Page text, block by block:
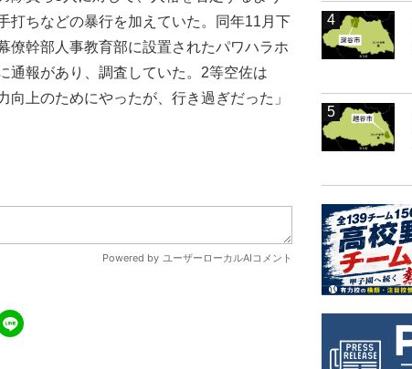
＝狭山市稲荷山
打ちなどの暴行を加えていた。同年11月下
僚幹部人事教育部に設置されたパワハラホ
通報があり、調査していた。2等空佐は
向上のためにやったが、行き過ぎだった」
ア